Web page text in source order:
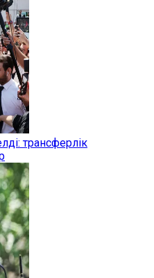
трансферлік